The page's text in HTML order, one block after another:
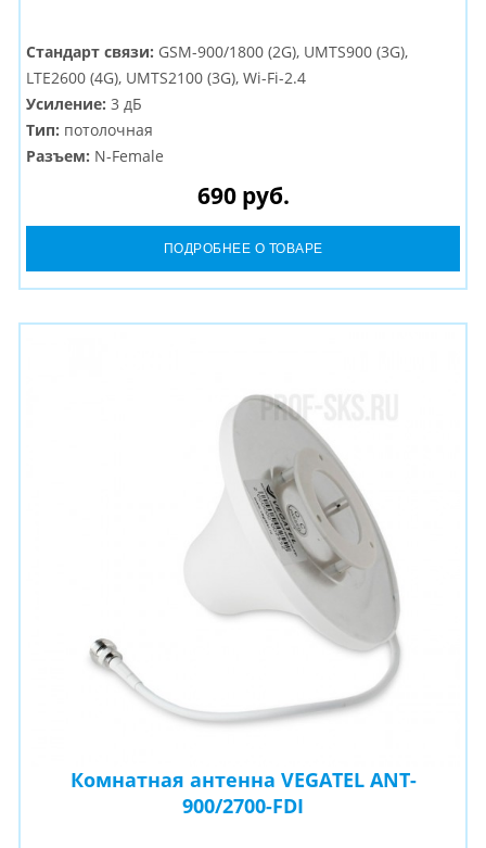
Стандарт связи: GSM-900/1800 (2G), UMTS900 (3G),
LTE2600 (4G), UMTS2100 (3G), Wi-Fi-2.4
Усиление: 3 дБ
Тип: потолочная
Разъем: N-Female
690 руб.
ПОДРОБНЕЕ О ТОВАРЕ
Комнатная антенна VEGATEL ANT-
900/2700-FDI